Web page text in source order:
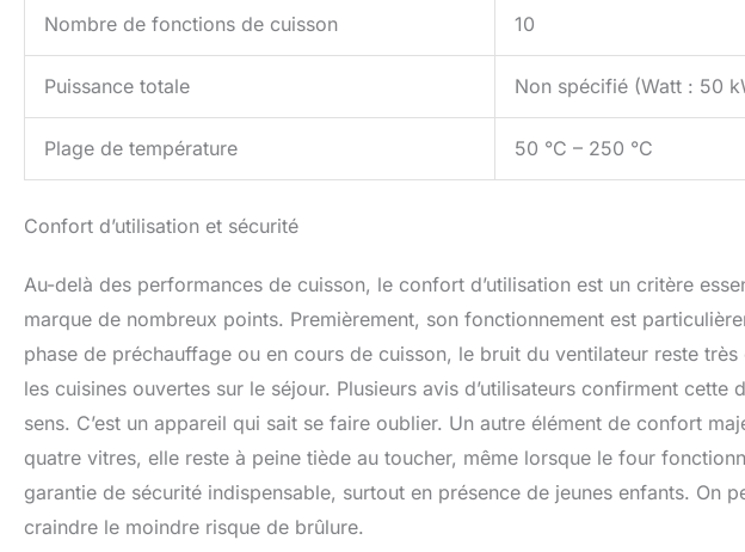
Nombre de fonctions de cuisson 10
Puissance totale Non spécifié (Watt : 50
Plage de température 50 °C – 250 °C
Confort d’utilisation et sécurité
Au-delà des performances de cuisson, le confort d’utilisation est un critère
marque de nombreux points. Premièrement, son fonctionnement est
phase de préchauffage ou en cours de cuisson, le bruit du ventilateur reste
les cuisines ouvertes sur le séjour. Plusieurs avis d’utilisateurs confirment
sens. C’est un appareil qui sait se faire oublier. Un autre élément de confort
quatre vitres, elle reste à peine tiède au toucher, même lorsque le four
garantie de sécurité indispensable, surtout en présence de jeunes enfants. On
craindre le moindre risque de brûlure.